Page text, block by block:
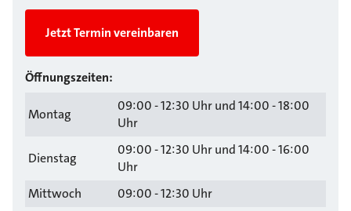
Jetzt Termin vereinbaren
Öffnungszeiten:
Montag
09:00 - 12:30 Uhr und 14:00 - 18:00
Uhr
Dienstag
09:00 - 12:30 Uhr und 14:00 - 16:00
Uhr
Mittwoch
09:00 - 12:30 Uhr